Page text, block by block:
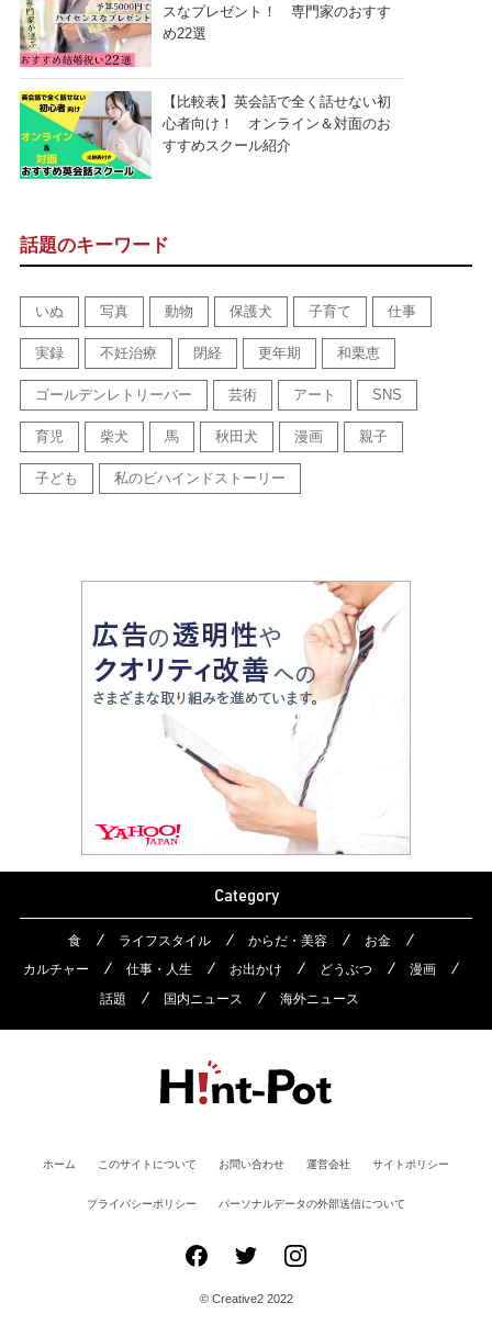
スなプレゼント！ 専門家のおすす
め22選
【比較表】英会話で全く話せない初
心者向け！ オンライン＆対面のお
すすめスクール紹介
話題のキーワード
いぬ 写真 動物 保護犬 子育て 仕事
実録 不妊治療 閉経 更年期 和栗恵
ゴールデンレトリーバー 芸術 アート SNS
育児 柴犬 馬 秋田犬 漫画 親子
子ども 私のビハインドストーリー
Category
食 ライフスタイル からだ・美容
お金
カルチャー
仕事・人生 お出かけ どうぶつ
漫画
話題
国内ニュース 海外ニュース
ホーム このサイトについて お問い合わせ 運営会社 サイトポリシー
プライバシーポリシー パーソナルデータの外部送信について
© Creative2 2022